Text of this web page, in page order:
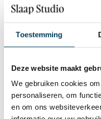
Toestemming
Deze website maakt
We gebruiken cookies
personaliseren, om
en om ons
Voelt zacht en
97 % gekamd
Wat is een